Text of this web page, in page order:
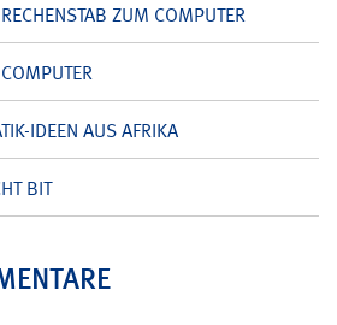
ZUM COMPUTER
IDEEN AUS AFRIKA
BIT